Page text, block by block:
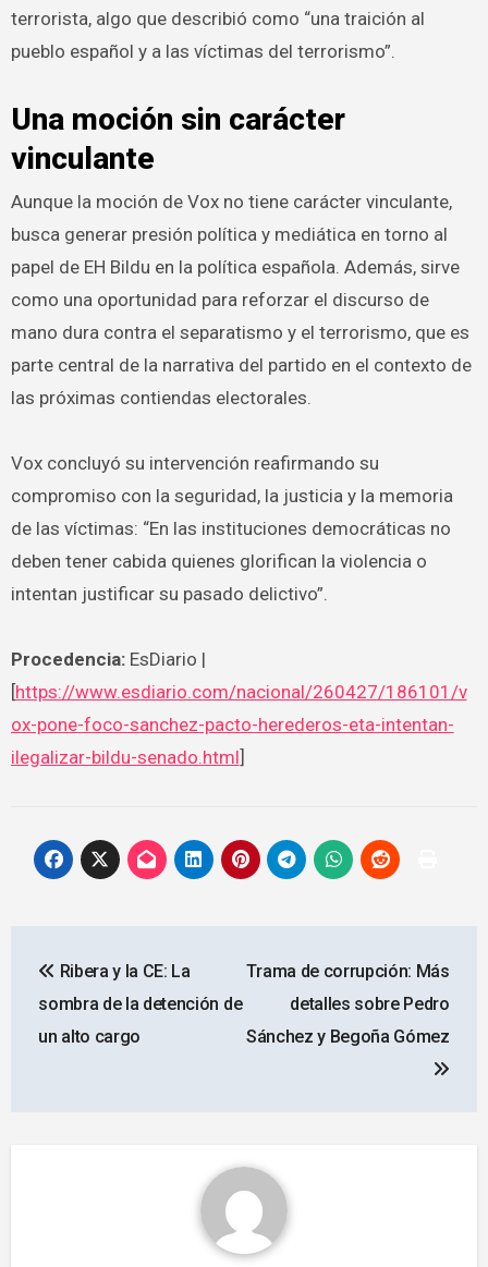
terrorista, algo que describió como “una traición al
pueblo español y a las víctimas del terrorismo”.
Una moción sin carácter
vinculante
Aunque la moción de Vox no tiene carácter vinculante,
busca generar presión política y mediática en torno al
papel de EH Bildu en la política española. Además, sirve
como una oportunidad para reforzar el discurso de
mano dura contra el separatismo y el terrorismo, que es
parte central de la narrativa del partido en el contexto de
las próximas contiendas electorales.
Vox concluyó su intervención reafirmando su
compromiso con la seguridad, la justicia y la memoria
de las víctimas: “En las instituciones democráticas no
deben tener cabida quienes glorifican la violencia o
intentan justificar su pasado delictivo”.
Procedencia:EsDiario |
[https://www.esdiario.com/nacional/260427/186101/v
ox-pone-foco-sanchez-pacto-herederos-eta-intentan-
ilegalizar-bildu-senado.html]
de
entradas
Ribera y la CE: La
sombra de la detención de
un alto cargo
Trama de corrupción: Más
detalles sobre Pedro
Sánchez y Begoña Gómez